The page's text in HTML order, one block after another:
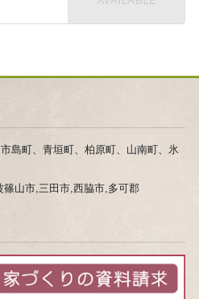
島町、青垣町、柏原町、山南町、氷
山市,三田市,西脇市,多可郡